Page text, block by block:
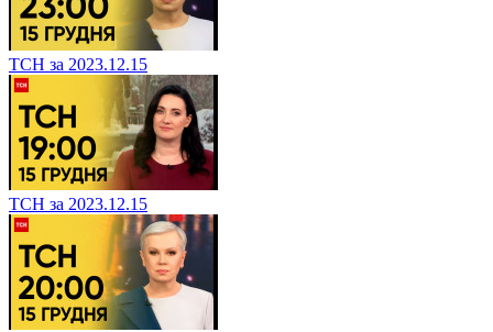
ТСН за 2023.12.15
ТСН за 2023.12.15